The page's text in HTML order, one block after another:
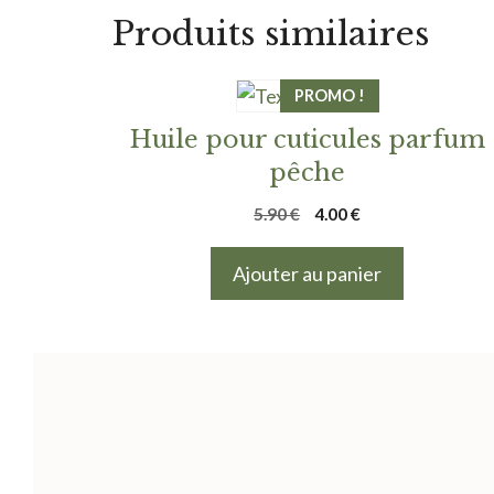
Produits similaires
PROMO !
Huile pour cuticules parfum
pêche
5.90€
Le
initial
4.00€Le
actuel
Ajouter au panier